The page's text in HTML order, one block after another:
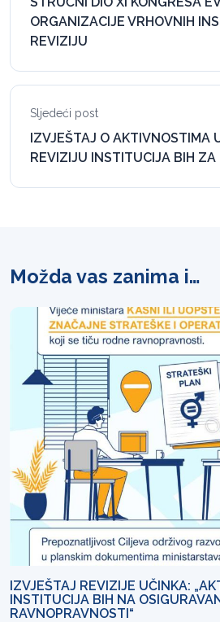
ORGANIZACIJE VRHOVNIH
REVIZIJU
Sljedeći post
IZVJEŠTAJ O AKTIVNOSTIMA
REVIZIJU INSTITUCIJA BIH ZA
Možda vas zanima i…
IZVJEŠTAJ REVIZIJE UČINKA:
INSTITUCIJA BIH NA
RAVNOPRAVNOSTI“